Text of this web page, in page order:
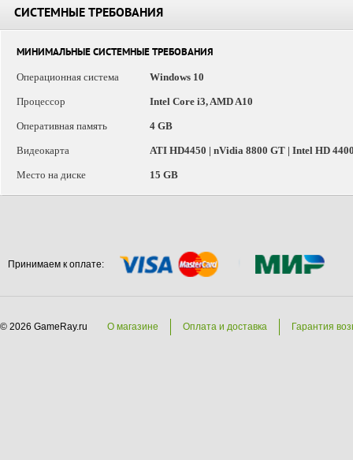
СИСТЕМНЫЕ ТРЕБОВАНИЯ
МИНИМАЛЬНЫЕ СИСТЕМНЫЕ ТРЕБОВАНИЯ
Операционная система
Windows 10
Процессор Intel Core i3, AMD A10
Оперативная память 4 GB
Видеокарта ATI HD4450 | nVidia 8800 GT | Intel HD
Место на диске 15 GB
Принимаем к оплате:
© 2026 GameRay.ru О магазине Оплата и доставка Гарантия